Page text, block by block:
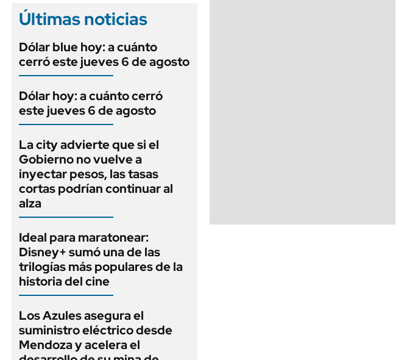
Últimas noticias
Dólar blue hoy: a cuánto
cerró este jueves 6 de agosto
Dólar hoy: a cuánto cerró
este jueves 6 de agosto
La city advierte que si el
Gobierno no vuelve a
inyectar pesos, las tasas
cortas podrían continuar al
alza
Ideal para maratonear:
Disney+ sumó una de las
trilogías más populares de la
historia del cine
Los Azules asegura el
suministro eléctrico desde
Mendoza y acelera el